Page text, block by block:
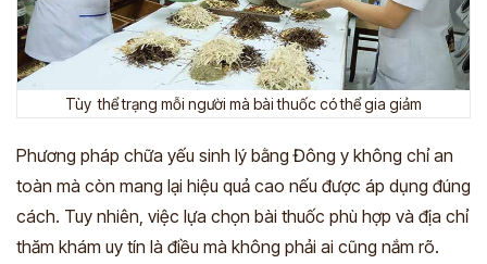
Tùy thể trạng mỗi người mà bài thuốc có thể gia giảm
Phương pháp chữa yếu sinh lý bằng Đông y không chỉ an
toàn mà còn mang lại hiệu quả cao nếu được áp dụng đúng
cách. Tuy nhiên, việc lựa chọn bài thuốc phù hợp và địa chỉ
thăm khám uy tín là điều mà không phải ai cũng nắm rõ.